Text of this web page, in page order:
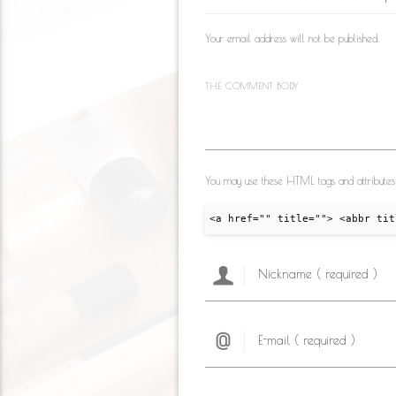
s
ki
k
Your email address will not be published.
THE COMMENT BODY
You may use these HTML tags and attributes:
<a href="" title=""> <abbr